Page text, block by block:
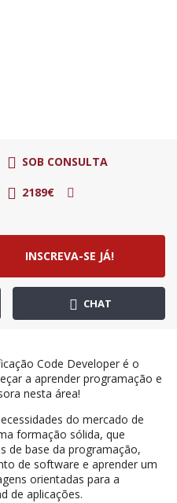
SOB CONSULTA
2189€
INSCREVA-SE JÁ!
CHAT
Code Developer é o
a aprender programação e
nesta área!
do mercado de
formação sólida, que
de base da programação,
de software e aprender um
orientadas para a
de aplicações.